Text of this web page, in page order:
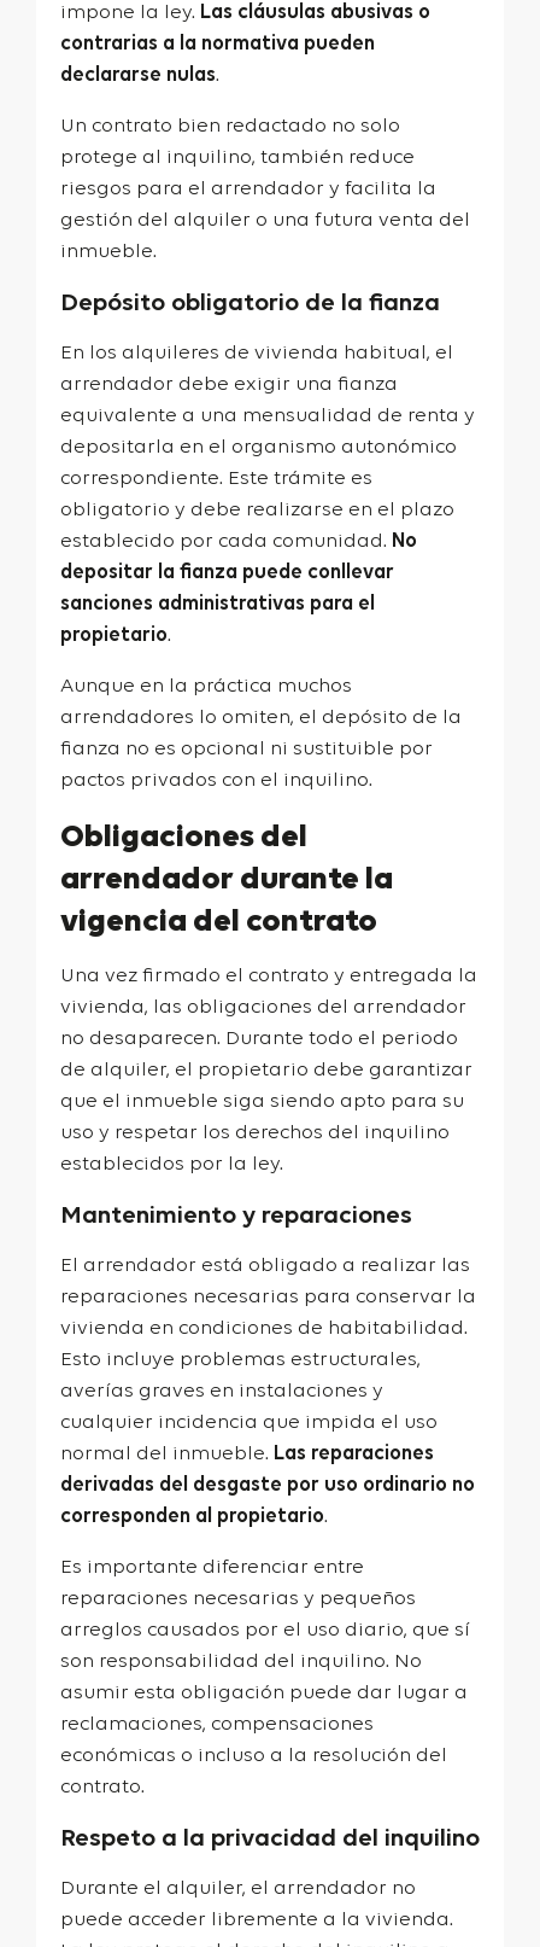
impone la ley. Las cláusulas abusivas o
contrarias a la normativa pueden
declararse nulas.
Un contrato bien redactado no solo
protege al inquilino, también reduce
riesgos para el arrendador y facilita la
gestión del alquiler o una futura venta del
inmueble.
Depósito obligatorio de la fianza
En los alquileres de vivienda habitual, el
arrendador debe exigir una fianza
equivalente a una mensualidad de renta y
depositarla en el organismo autonómico
correspondiente. Este trámite es
obligatorio y debe realizarse en el plazo
establecido por cada comunidad. No
depositar la fianza puede conllevar
sanciones administrativas para el
propietario.
Aunque en la práctica muchos
arrendadores lo omiten, el depósito de la
fianza no es opcional ni sustituible por
pactos privados con el inquilino.
Obligaciones del
arrendador durante la
vigencia del contrato
Una vez firmado el contrato y entregada la
vivienda, las obligaciones del arrendador
no desaparecen. Durante todo el periodo
de alquiler, el propietario debe garantizar
que el inmueble siga siendo apto para su
uso y respetar los derechos del inquilino
establecidos por la ley.
Mantenimiento y reparaciones
El arrendador está obligado a realizar las
reparaciones necesarias para conservar la
vivienda en condiciones de habitabilidad.
Esto incluye problemas estructurales,
averías graves en instalaciones y
cualquier incidencia que impida el uso
normal del inmueble. Las reparaciones
derivadas del desgaste por uso ordinario no
corresponden al propietario.
Es importante diferenciar entre
reparaciones necesarias y pequeños
arreglos causados por el uso diario, que sí
son responsabilidad del inquilino. No
asumir esta obligación puede dar lugar a
reclamaciones, compensaciones
económicas o incluso a la resolución del
contrato.
Respeto a la privacidad del inquilino
Durante el alquiler, el arrendador no
puede acceder libremente a la vivienda.